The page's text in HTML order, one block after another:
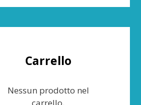
Carrello
Nessun prodotto nel
carrello.